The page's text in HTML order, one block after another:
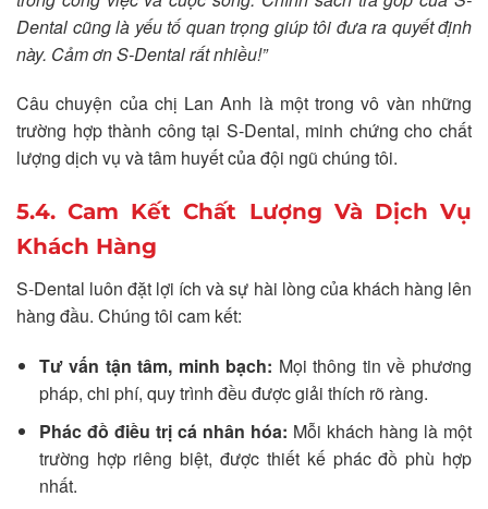
Dental cũng là yếu tố quan trọng giúp tôi đưa ra quyết định
này. Cảm ơn S-Dental rất nhiều!”
Câu chuyện của chị Lan Anh là một trong vô vàn những
trường hợp thành công tại S-Dental, minh chứng cho chất
lượng dịch vụ và tâm huyết của đội ngũ chúng tôi.
5.4. Cam Kết Chất Lượng Và Dịch Vụ
Khách Hàng
S-Dental luôn đặt lợi ích và sự hài lòng của khách hàng lên
hàng đầu. Chúng tôi cam kết:
Tư vấn tận tâm, minh bạch: Mọi thông tin về phương
pháp, chi phí, quy trình đều được giải thích rõ ràng.
Phác đồ điều trị cá nhân hóa: Mỗi khách hàng là một
trường hợp riêng biệt, được thiết kế phác đồ phù hợp
nhất.